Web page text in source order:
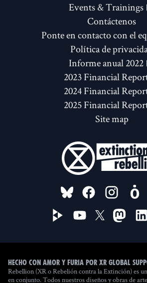
Events & Trainings
Contáctenos
Ponte en contacto con el
Política de
Informe anual 2022
2023 Financial
2024 Financial
2025 Financial
Site map
FOLLOW US
Hecho con amor y furia por XR Global
Rebellion (XR o Rebelión contra la Extinción) es
en conjunto. Todos nuestros diseños y obras de